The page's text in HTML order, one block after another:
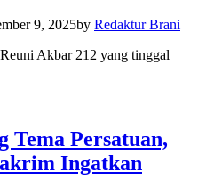
9, 2025by Redaktur Brani
Akbar 212 yang tinggal
Tema Persatuan,
Ingatkan